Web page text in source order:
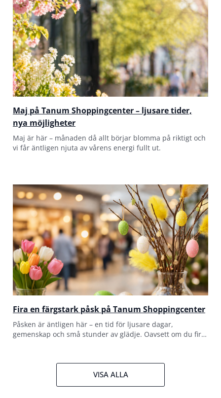
Maj på Tanum Shoppingcenter – ljusare tider,
nya möjligheter
Maj är här – månaden då allt börjar blomma på riktigt och
vi får äntligen njuta av vårens energi fullt ut.
Fira en färgstark påsk på Tanum Shoppingcenter
Påsken är äntligen här – en tid för ljusare dagar,
gemenskap och små stunder av glädje. Oavsett om du firar
VISA ALLA